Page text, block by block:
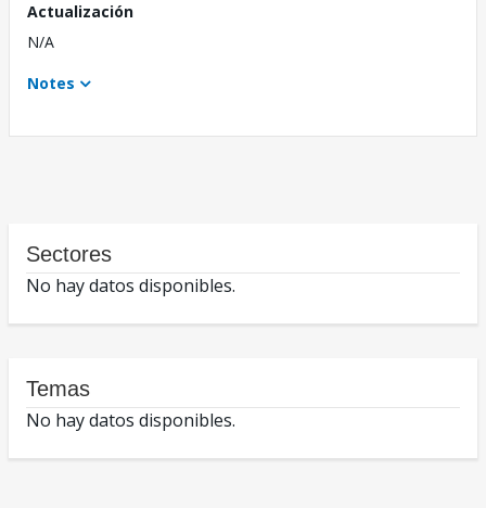
Actualización
N/A
Notes
Sectores
No hay datos disponibles.
Temas
No hay datos disponibles.